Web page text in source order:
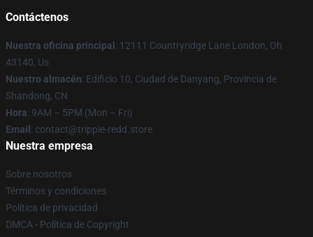
Contáctenos
Nuestra oficina principal : 12111 Countryridge Lane London, Oh
43140, Us
Nuestro almacén: Edificio 10, Ciudad de Danyang, Provincia de
Shandong, CN
Hora: 9AM – 5PM (Mon – Fri)
Email : contact@trippie-redd.store
Nuestra empresa
Sobre nosotros
Términos y condiciones
Política de privacidad
DMCA - Política de Copyright